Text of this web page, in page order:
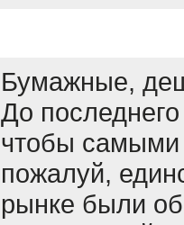
Бумажные,
До
чтобы
пожалуй,
рынке были